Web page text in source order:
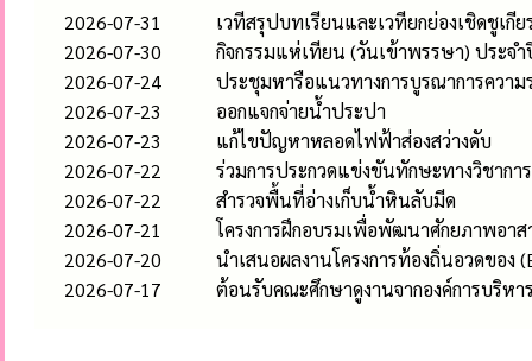
2026-07-31
เวทีสรุปบทเรียนและเวทียกย่องเชิดชูเ
2026-07-30
กิจกรรมแห่เทียน (วันเข้าพรรษา) ประจ
2026-07-24
ประชุมหารือแนวทางการบูรณาการควา
2026-07-23
ออกแจกจ่ายน้ำประปา
2026-07-23
แก้ไขปัญหาหลอดไฟฟ้าส่องสว่างดับ
2026-07-22
ร่วมการประกวดแข่งขันทักษะทางวิชาก
2026-07-22
สำรวจพื้นที่อ่างเก็บน้ำหินลับมีด
2026-07-21
โครงการฝึกอบรมเพื่อพัฒนาศักยภาพอา
2026-07-20
นำเสนอผลงานโครงการท้องถิ่นอวดของ
2026-07-17
ต้อนรับคณะศึกษาดูงานจากองค์การบริห